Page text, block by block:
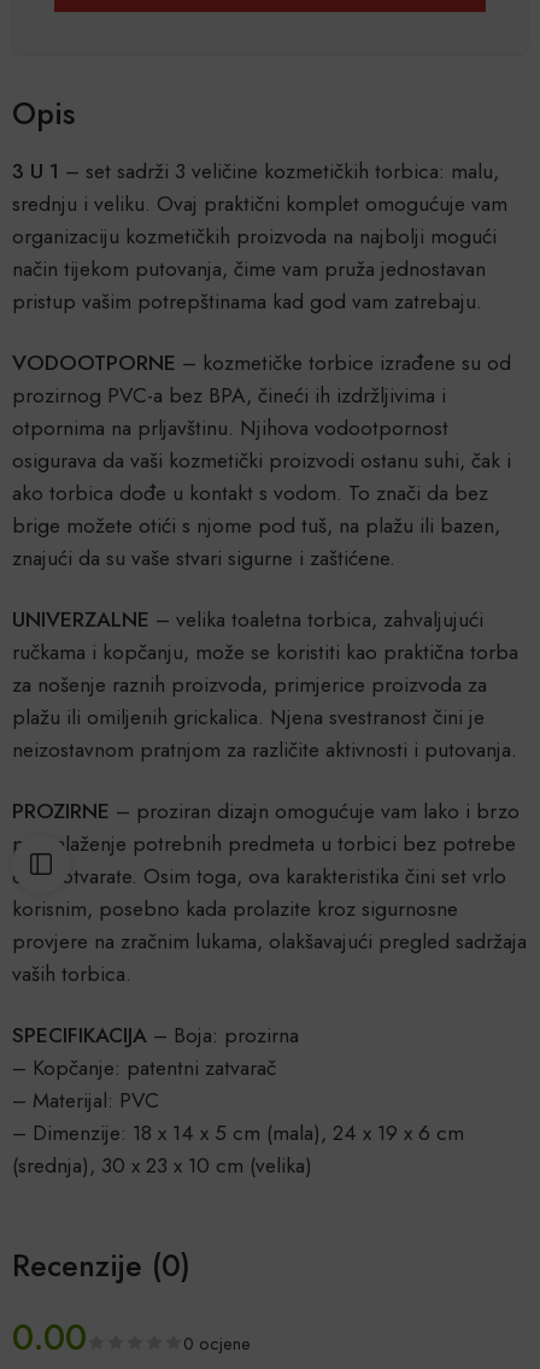
Opis
3 U 1 – set sadrži 3 veličine kozmetičkih torbica: malu,
srednju i veliku. Ovaj praktični komplet omogućuje vam
organizaciju kozmetičkih proizvoda na najbolji mogući
način tijekom putovanja, čime vam pruža jednostavan
pristup vašim potrepštinama kad god vam zatrebaju.
VODOOTPORNE – kozmetičke torbice izrađene su od
prozirnog PVC-a bez BPA, čineći ih izdržljivima i
otpornima na prljavštinu. Njihova vodootpornost
osigurava da vaši kozmetički proizvodi ostanu suhi, čak i
ako torbica dođe u kontakt s vodom. To znači da bez
brige možete otići s njome pod tuš, na plažu ili bazen,
znajući da su vaše stvari sigurne i zaštićene.
UNIVERZALNE – velika toaletna torbica, zahvaljujući
ručkama i kopčanju, može se koristiti kao praktična torba
za nošenje raznih proizvoda, primjerice proizvoda za
plažu ili omiljenih grickalica. Njena svestranost čini je
neizostavnom pratnjom za različite aktivnosti i putovanja.
PROZIRNE – proziran dizajn omogućuje vam lako i brzo
pronalaženje potrebnih predmeta u torbici bez potrebe
da je otvarate. Osim toga, ova karakteristika čini set vrlo
korisnim, posebno kada prolazite kroz sigurnosne
provjere na zračnim lukama, olakšavajući pregled sadržaja
vaših torbica.
SPECIFIKACIJA – Boja: prozirna
– Kopčanje: patentni zatvarač
– Materijal: PVC
– Dimenzije: 18 x 14 x 5 cm (mala), 24 x 19 x 6 cm
(srednja), 30 x 23 x 10 cm (velika)
Recenzije (0)
0.00 0 ocjene